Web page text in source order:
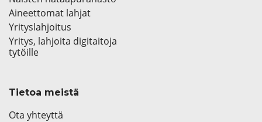
Aineettomat lahjat
Yrityslahjoitus
Yritys, lahjoita digitaitoja
tytöille
Tietoa meistä
Ota yhteyttä